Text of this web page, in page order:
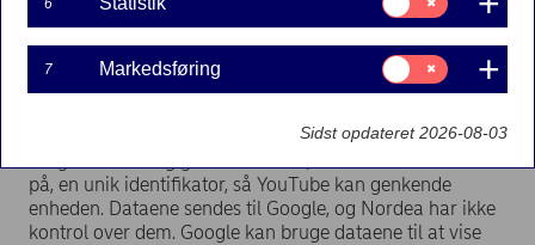
Screenshot af Nordea-side med YouTube-video.
nedenstående screenshot, bruges bl.a. til at overvåge
på, en unik identifikator, så YouTube kan genkende
enheden. Dataene sendes til Google, og Nordea har ikke
kontrol over dem. Google kan bruge dataene til at vise
6
til:
Statistik
7 Markedsføring
Samtykke
til:
Markedsføring
Sidst opdateret 2026-08-03